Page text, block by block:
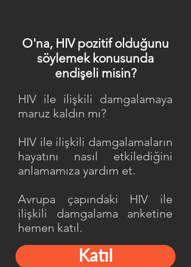
HIV ile ilişkili damgalamaya
maruz kaldın mı?
HIV ile ilişkili damgalamaların
hayatını nasıl etkilediğini
anlamamıza yardım et.
Avrupa çapındaki HIV ile
ilişkili damgalama anketine
hemen katıl.
Katıl
O'na, HIV pozitif olduğunu
söylemek konusunda
endişeli misin?